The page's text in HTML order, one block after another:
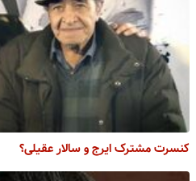
کنسرت مشترک ایرج و سالار عقیلی؟